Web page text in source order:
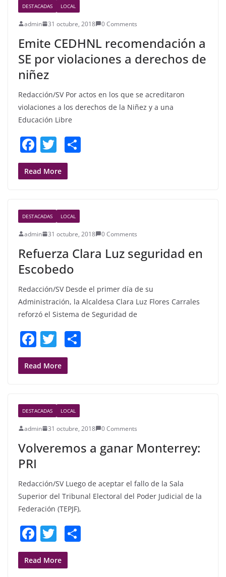
o
o
k
DESTACADAS LOCAL
admin 31 octubre, 2018 0 Comments
Emite CEDHNL recomendación a
SE por violaciones a derechos de
niñez
Redacción/SV Por actos en los que se acreditaron
violaciones a los derechos de la Niñez y a una
Educación Libre
F
a
c
b
o
o
k
T
w
itt
Read More
DESTACADAS LOCAL
admin 31 octubre, 2018 0 Comments
Refuerza Clara Luz seguridad en
Escobedo
Redacción/SV Desde el primer día de su
Administración, la Alcaldesa Clara Luz Flores Carrales
reforzó el Sistema de Seguridad de
F
a
c
b
o
o
k
T
w
itt
Read More
DESTACADAS LOCAL
admin 31 octubre, 2018 0 Comments
Volveremos a ganar Monterrey:
PRI
Redacción/SV Luego de aceptar el fallo de la Sala
Superior del Tribunal Electoral del Poder Judicial de la
Federación (TEPJF),
F
a
c
T
w
itt
Read More